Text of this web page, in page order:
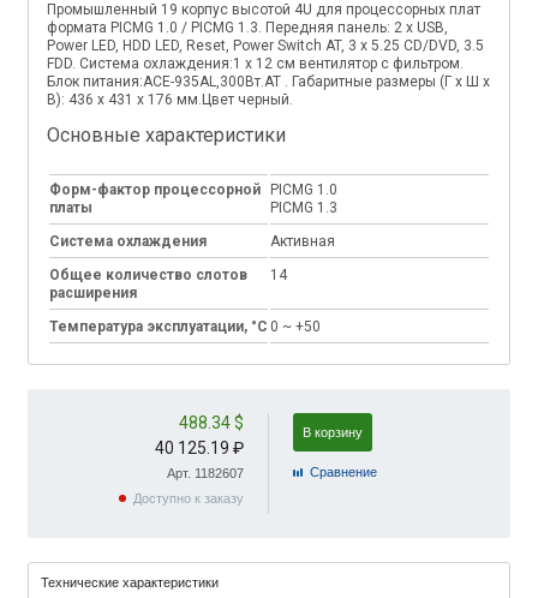
Промышленный 19 корпус высотой 4U для процессорных плат
формата PICMG 1.0 / PICMG 1.3. Передняя панель: 2 x USB,
Power LED, HDD LED, Reset, Power Switch AT, 3 x 5.25 CD/DVD, 3.5
FDD. Система охлаждения:1 x 12 см вентилятор с фильтром.
Блок питания:ACE-935AL,300Вт.AT . Габаритные размеры (Г x Ш x
В): 436 x 431 x 176 мм.Цвет черный.
Основные характеристики
Форм-фактор процессорной
платы
PICMG 1.0
PICMG 1.3
Система охлаждения
Активная
Общее количество слотов
расширения
14
Температура эксплуатации, °C 0 ~ +50
488.34 $
40 125.19 ₽
Арт. 1182607
Доступно к заказу
В корзину
Cравнение
Технические характеристики